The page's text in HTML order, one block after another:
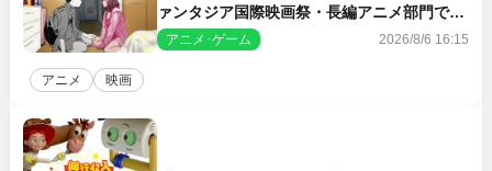
ァンタジア国際映画祭・長編アニメ部門で観
客賞・金賞受賞！
アニメ･ゲーム 2026/8/6 16:15
アニメ 映画